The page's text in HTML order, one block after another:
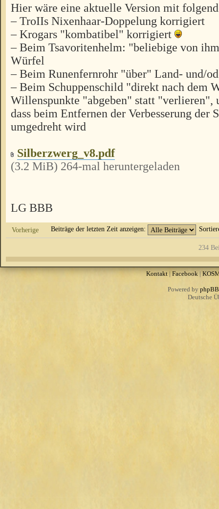
Hier wäre eine aktuelle Version mit
– TroIIs Nixenhaar-Doppelung korrigiert
– Krogars "kombatibel" korrigiert
– Beim Tsavoritenhelm: "beliebige von
Würfel
– Beim Runenfernrohr "über" Land- und/
– Beim Schuppenschild "direkt nach dem
Willenspunkte "abgeben" statt "verlieren",
dass beim Entfernen der Verbesserung der
umgedreht wird
Silberzwerg_v8.pdf
(3.2 MiB) 264-mal heruntergeladen
LG BBB
Vorherige Beiträge der letzten Zeit anzeigen:
234
Kontakt| Facebook |
Powered by phpBB
Deutsche